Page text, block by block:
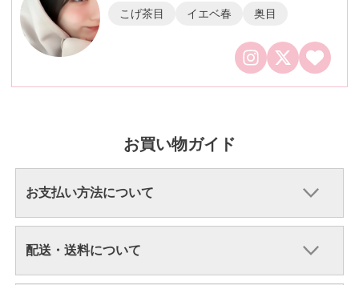
こげ茶目 イエベ春 奥目
お買い物ガイド
お支払い方法について
配送・送料について